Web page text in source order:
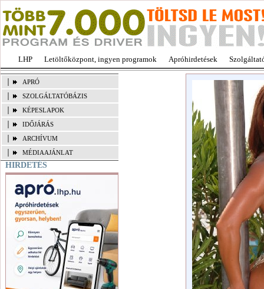
LHP Letöltőközpont, ingyen programok Apróhirdetések
APRÓ
SZOLGÁLTATÓBÁZIS
KÉPESLAPOK
IDŐJÁRÁS
ARCHÍVUM
MÉDIAAJÁNLAT
HIRDETÉS